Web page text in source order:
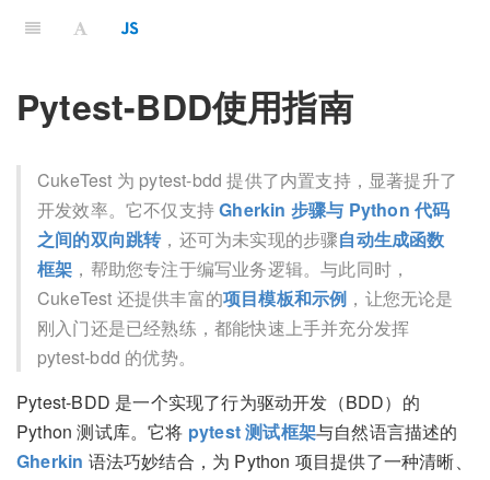
Pytest-BDD使用指南
CukeTest 为 pytest-bdd 提供了内置支持，显著提升了
开发效率。它不仅支持Gherkin 步骤与 Python 代码
之间的双向跳转，还可为未实现的步骤自动生成函数
框架 ，帮助您专注于编写业务逻辑。与此同时，
CukeTest 还提供丰富的项目模板和示例 ，让您无论是
刚入门还是已经熟练，都能快速上手并充分发挥
pytest-bdd 的优势。
Pytest-BDD 是一个实现了行为驱动开发（BDD）的
Python 测试库。它将 pytest 测试框架与自然语言描述的
Gherkin 语法巧妙结合，为 Python 项目提供了一种清晰、